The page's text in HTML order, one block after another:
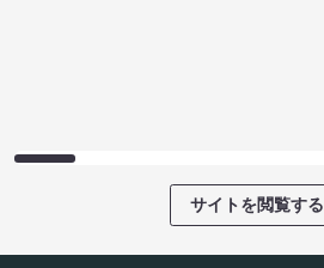
サイトを閲覧する